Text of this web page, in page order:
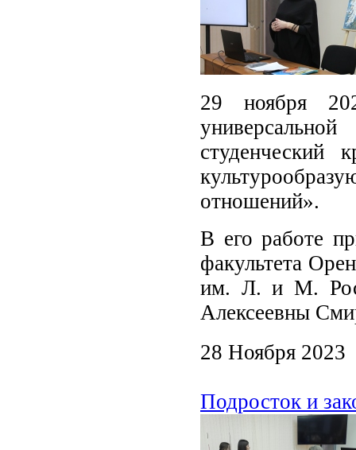
29 ноября
студенческий
отношений».
В его работе
факультета
им. Л. и М.
Алексеевны
28 Ноября 2023
Подросток и